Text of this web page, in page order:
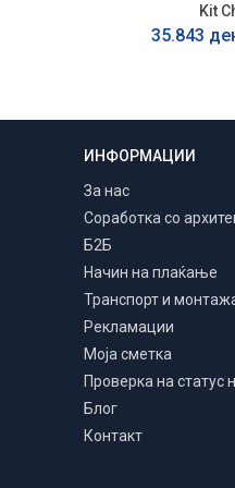
Kit
35.843
ИНФОРМАЦИИ
За нас
Соработка со
Б2Б
Начин на плаќање
Транспорт и
Рекламации
Моја сметка
Проверка на статус
Блог
Контакт